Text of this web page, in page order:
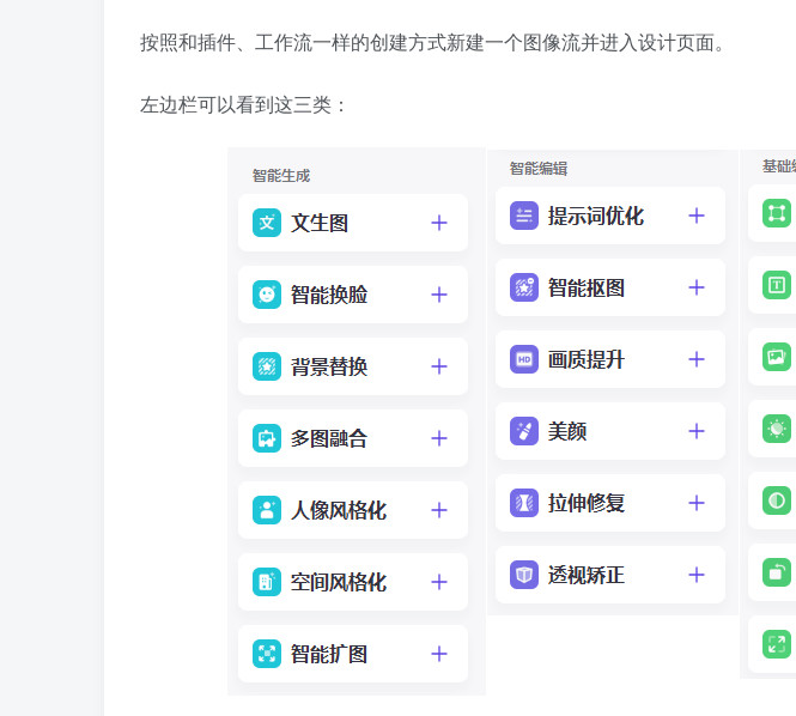
按照和插件、工作流一样的创建方式新建一个图像流并进入设计页面。
左边栏可以看到这三类：